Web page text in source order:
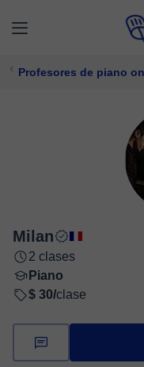
Profesores de piano
Milan
2 clases
Piano
$ 30/clase